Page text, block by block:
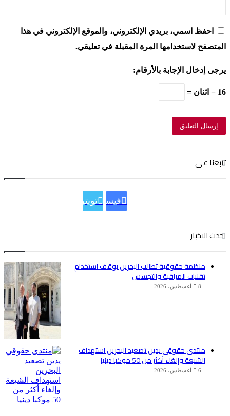
احفظ اسمي، بريدي الإلكتروني، والموقع الإلكتروني في هذا
المتصفح لاستخدامها المرة المقبلة في تعليقي.
يرجى إدخال الإجابة بالأرقام:
16 − اثنان =
تابعنا على
فيسبوكتويتر
احدث الاخبار
منظمة حقوقية تطالب البحرين بوقف استخدام
تقنيات المراقبة والتجسس
8 أغسطس، 2026
منتدى حقوقي يدين تصعيد البحرين استهداف
الشيعة وإلغاء أكثر من 50 موكبا دينيا
6 أغسطس، 2026